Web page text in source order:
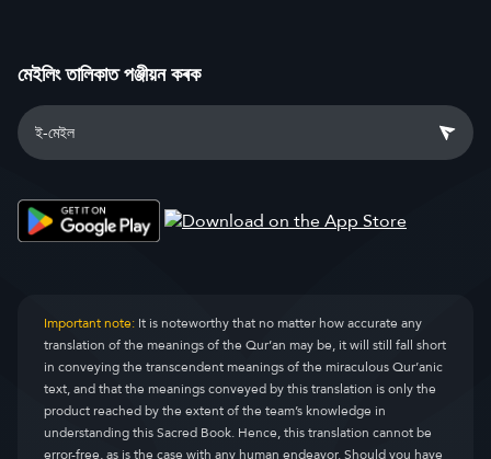
মেইলিং তালিকাত পঞ্জীয়ন কৰক
Important note:It is noteworthy that no matter how accurate any
translation of the meanings of the Qur’an may be, it will still fall short
in conveying the transcendent meanings of the miraculous Qur’anic
text, and that the meanings conveyed by this translation is only the
product reached by the extent of the team’s knowledge in
understanding this Sacred Book. Hence, this translation cannot be